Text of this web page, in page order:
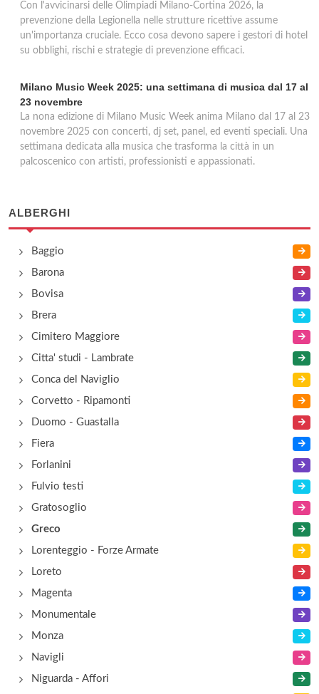
Con l'avvicinarsi delle Olimpiadi Milano-Cortina 2026, la
prevenzione della Legionella nelle strutture ricettive assume
un'importanza cruciale. Ecco cosa devono sapere i gestori di hotel
su obblighi, rischi e strategie di prevenzione efficaci.
Milano Music Week 2025: una settimana di musica dal 17 al
23 novembre
La nona edizione di Milano Music Week anima Milano dal 17 al 23
novembre 2025 con concerti, dj set, panel, ed eventi speciali. Una
settimana dedicata alla musica che trasforma la città in un
palcoscenico con artisti, professionisti e appassionati.
ALBERGHI
Baggio
Barona
Bovisa
Brera
Cimitero Maggiore
Citta' studi - Lambrate
Conca del Naviglio
Corvetto - Ripamonti
Duomo - Guastalla
Fiera
Forlanini
Fulvio testi
Gratosoglio
Greco
Lorenteggio - Forze Armate
Loreto
Magenta
Monumentale
Monza
Navigli
Niguarda - Affori